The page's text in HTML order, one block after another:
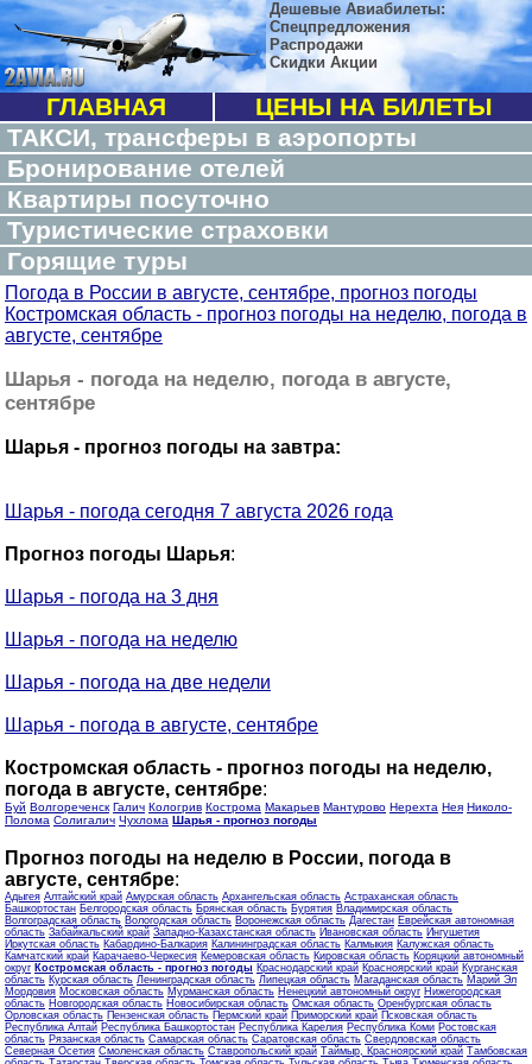
Дешевые Авиабилеты:
Спецпредложения
Распродажи
Скидки Акции
ГЛАВНАЯ
ЦЕНЫ НА БИЛЕТЫ
ТАКСИ, трансферы в аэропорты
Бронирование отелей
Квартиры посуточно
Туристические страховки
Горящие туры
Погода в России в августе, сентябре, прогноз погоды
Костромская область - прогноз погоды на неделю, погода в
августе, сентябре
Шарья - погода на неделю, погода в августе,
сентябре
Шарья - прогноз погоды на завтра:
Шарья - погода сегодня 7 августа 2026 года
Прогноз погоды Шарья:
Шарья - погода на 3 дня
Шарья - погода на неделю
Шарья - погода на две недели
Шарья - погода в августе, сентябре
Костромская область - прогноз погоды на неделю,
погода в августе, сентябре:
Буй Волгореченск Галич Кологрив Кострома Макарьев Мантурово Нерехта Нея Николо-
Полома Солигалич Чухлома Шарья - прогноз погоды
Прогноз погоды на неделю в России, погода в
августе, сентябре:
Адыгея Алтайский край Амурская область Архангельская область Астраханская область
Башкортостан Белгородская область Брянская область Бурятия Владимирская область
Волгоградская область Вологодская область Воронежская область Дагестан Еврейская автономная
область Забайкальский край Западно-Казахстанская область Ивановская область Ингушетия
Иркутская область Кабардино-Балкария Калининградская область Калмыкия Калужская область
Камчатский край Карачаево-Черкесия Кемеровская область Кировская область Коряцкий автономный
округ Костромская область - прогноз погоды Краснодарский край Красноярский край Курганская
область Курская область Ленинградская область Липецкая область Магаданская область Марий Эл
Мордовия Московская область Мурманская область Ненецкий автономный округ Нижегородская
область Новгородская область Новосибирская область Омская область Оренбургская область
Орловская область Пензенская область Пермский край Приморский край Псковская область
Республика Алтай Республика Башкортостан Республика Карелия Республика Коми Ростовская
область Рязанская область Самарская область Саратовская область Свердловская область
Северная Осетия Смоленская область Ставропольский край Таймыр, Красноярский край Тамбовская